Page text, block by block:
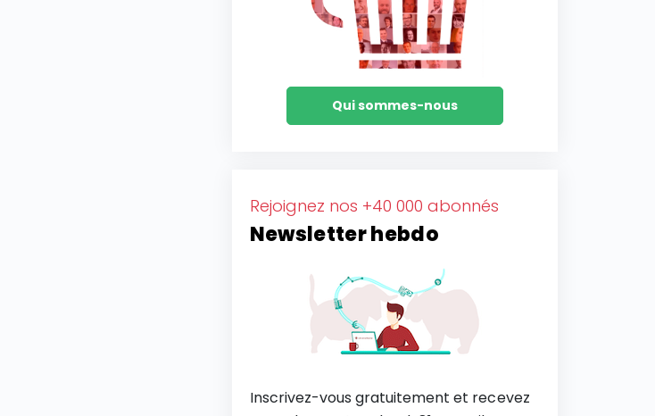
Qui sommes-nous
Rejoignez nos +40 000 abonnés
Newsletter hebdo
Inscrivez-vous gratuitement et recevez